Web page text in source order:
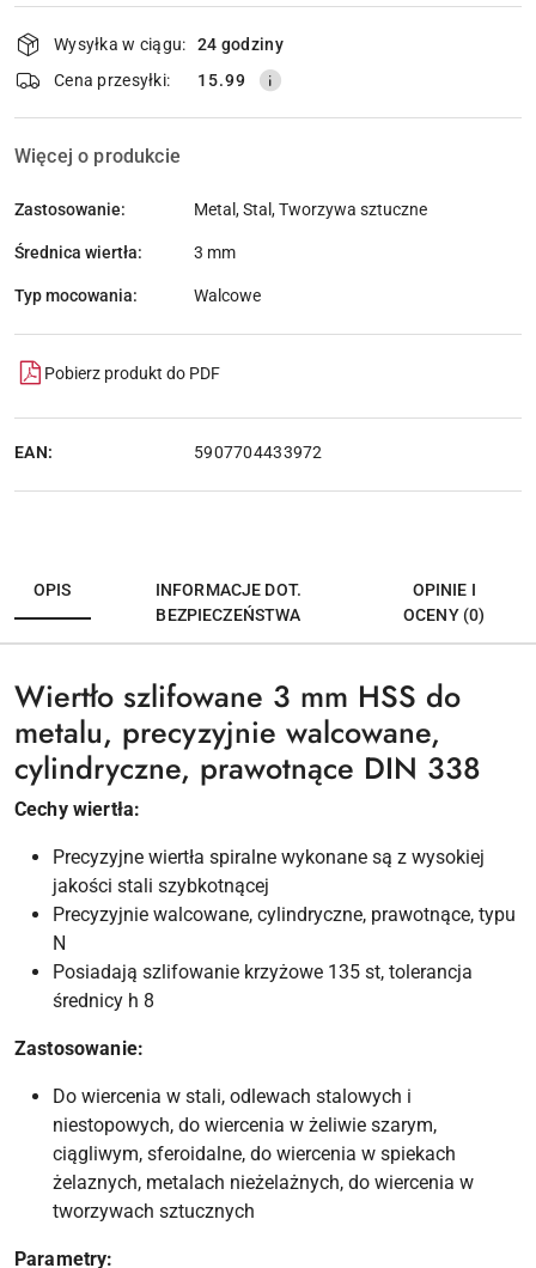
Wyślij
Dostępność
i
dostawa
Wysyłka w ciągu:
24 godziny
Cena przesyłki:
15.99
Więcej o produkcie
Zastosowanie: Metal, Stal, Tworzywa sztuczne
Średnica wiertła: 3 mm
Typ mocowania: Walcowe
Pobierz produkt do PDF
EAN: 5907704433972
OPIS
INFORMACJE DOT.
BEZPIECZEŃSTWA
OPINIE I
OCENY (0)
Wiertło szlifowane 3 mm HSS do
metalu, precyzyjnie walcowane,
cylindryczne, prawotnące DIN 338
Cechy wiertła:
Precyzyjne wiertła spiralne wykonane są z wysokiej
jakości stali szybkotnącej
Precyzyjnie walcowane, cylindryczne, prawotnące, typu
N
Posiadają szlifowanie krzyżowe 135 st, tolerancja
średnicy h 8
Zastosowanie:
Do wiercenia w stali, odlewach stalowych i
niestopowych, do wiercenia w żeliwie szarym,
ciągliwym, sferoidalne, do wiercenia w spiekach
żelaznych, metalach nieżelażnych, do wiercenia w
tworzywach sztucznych
Parametry: